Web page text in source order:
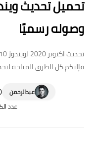
وصوله رسميًا
فإليكم كل الطرق المتاحة
عبدالرحمن
عدد